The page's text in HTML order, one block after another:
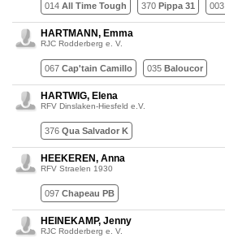
014 All Time Tough 370 Pippa 31 003
HARTMANN, Emma
RJC Rodderberg e. V.
067 Cap'tain Camillo 035 Baloucor
HARTWIG, Elena
RFV Dinslaken-Hiesfeld e.V.
376 Qua Salvador K
HEEKEREN, Anna
RFV Straelen 1930
097 Chapeau PB
HEINEKAMP, Jenny
RJC Rodderberg e. V.